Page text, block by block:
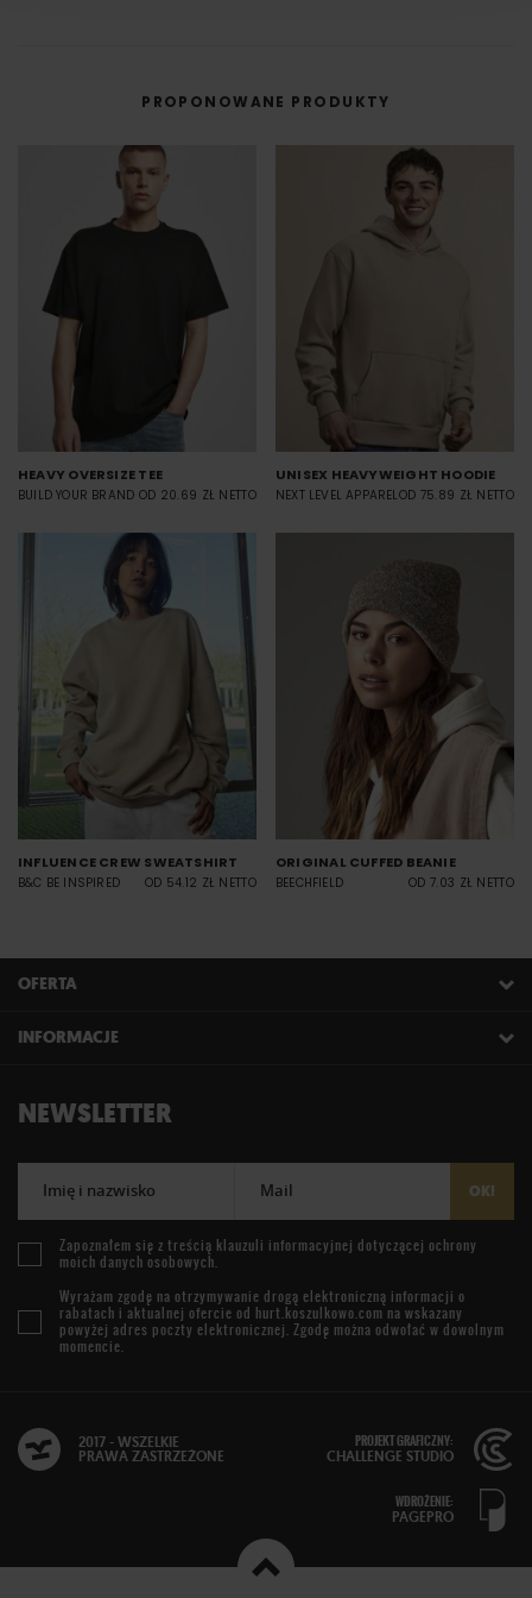
PROPONOWANE PRODUKTY
HEAVY OVERSIZE TEE
BUILD YOUR BRAND OD 20.69 ZŁ NETTO
UNISEX HEAVYWEIGHT HOODIE
NEXT LEVEL APPARELOD 75.89 ZŁ NETTO
INFLUENCE CREW SWEATSHIRT
B&C BE INSPIRED OD 54.12 ZŁ NETTO
ORIGINAL CUFFED BEANIE
BEECHFIELD OD 7.03 ZŁ NETTO
OFERTA
INFORMACJE
NEWSLETTER
Imię i nazwisko Mail OK!
Zapoznałem się z treścią klauzuli informacyjnej dotyczącej ochrony
moich danych osobowych.
Wyrażam zgodę na otrzymywanie drogą elektroniczną informacji o
rabatach i aktualnej ofercie od hurt.koszulkowo.com na wskazany
powyżej adres poczty elektronicznej. Zgodę można odwołać w dowolnym
momencie.
2017 - WSZELKIE
PRAWA ZASTRZEŻONE
PROJEKT GRAFICZNY:
CHALLENGE STUDIO
WDROŻENIE:
PAGEPRO